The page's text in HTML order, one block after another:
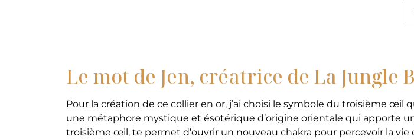
Le mot de Jen, créatrice de La Jungle
Pour la création de ce collier en or, j’ai choisi le symbole du troisième œil
une métaphore mystique et ésotérique d’origine orientale qui apporte
troisième œil, te permet d’ouvrir un nouveau chakra pour percevoir la vie